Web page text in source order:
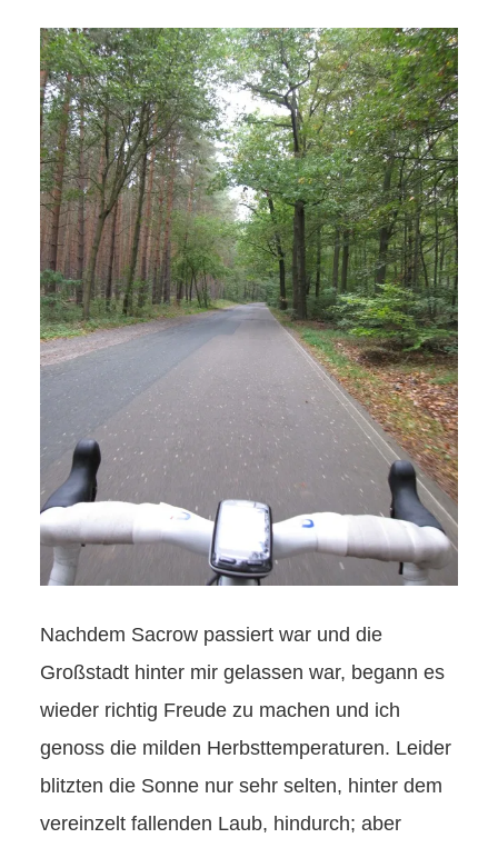
Nachdem Sacrow passiert war und die
Großstadt hinter mir gelassen war, begann es
wieder richtig Freude zu machen und ich
genoss die milden Herbsttemperaturen. Leider
blitzten die Sonne nur sehr selten, hinter dem
vereinzelt fallenden Laub, hindurch; aber